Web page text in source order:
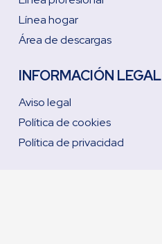
Línea hogar
Área de descargas
INFORMACIÓN LEGAL
Aviso legal
Política de cookies
Política de privacidad